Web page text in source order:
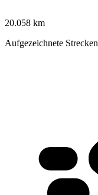
20.058 km
Aufgezeichnete Strecken